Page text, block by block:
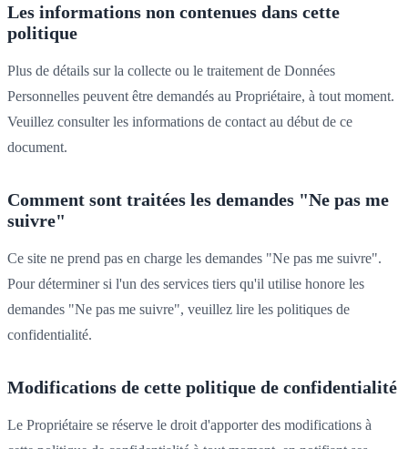
Les informations non contenues dans cette
politique
Plus de détails sur la collecte ou le traitement de Données
Personnelles peuvent être demandés au Propriétaire, à tout moment.
Veuillez consulter les informations de contact au début de ce
document.
Comment sont traitées les demandes "Ne pas me
suivre"
Ce site ne prend pas en charge les demandes "Ne pas me suivre".
Pour déterminer si l'un des services tiers qu'il utilise honore les
demandes "Ne pas me suivre", veuillez lire les politiques de
confidentialité.
Modifications de cette politique de confidentialité
Le Propriétaire se réserve le droit d'apporter des modifications à